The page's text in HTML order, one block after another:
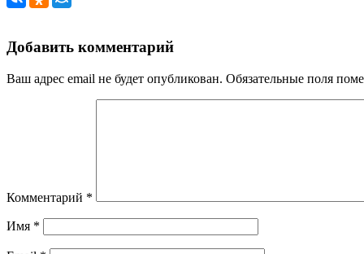
Добавить комментарий
Ваш адрес email не будет опубликован. Обязательные поля
Комментарий *
Имя *